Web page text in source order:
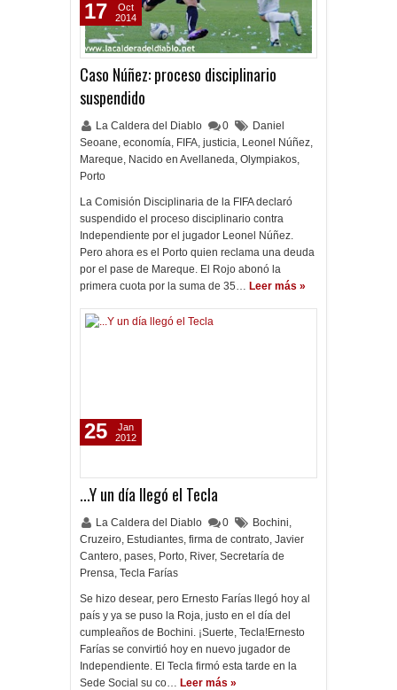
Caso Núñez: proceso disciplinario
suspendido
La Caldera del Diablo 0
Daniel
Seoane, economía, FIFA, justicia, Leonel Núñez,
Mareque, Nacido en Avellaneda, Olympiakos,
Porto
La Comisión Disciplinaria de la FIFA declaró
suspendido el proceso disciplinario contra
Independiente por el jugador Leonel Núñez.
Pero ahora es el Porto quien reclama una deuda
por el pase de Mareque. El Rojo abonó la
primera cuota por la suma de 35… Leer más »
17
Oct
2014
...Y un día llegó el Tecla
La Caldera del Diablo 0 Bochini,
Cruzeiro, Estudiantes, firma de contrato, Javier
Cantero, pases, Porto, River, Secretaría de
Prensa, Tecla Farías
Se hizo desear, pero Ernesto Farías llegó hoy al
país y ya se puso la Roja, justo en el día del
cumpleaños de Bochini. ¡Suerte, Tecla!Ernesto
Farías se convirtió hoy en nuevo jugador de
Independiente. El Tecla firmó esta tarde en la
Sede Social su co… Leer más »
25
Jan
2012